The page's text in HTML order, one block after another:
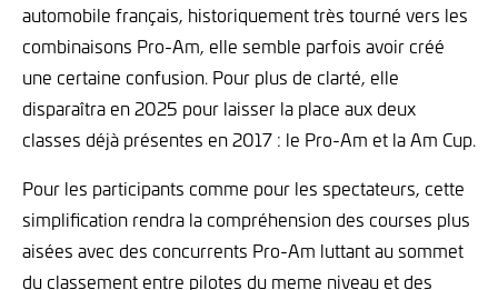
automobile français, historiquement très tourné vers les
combinaisons Pro-Am, elle semble parfois avoir créé
une certaine confusion. Pour plus de clarté, elle
disparaîtra en 2025 pour laisser la place aux deux
classes déjà présentes en 2017 : le Pro-Am et la Am Cup.
Pour les participants comme pour les spectateurs, cette
simplification rendra la compréhension des courses plus
aisées avec des concurrents Pro-Am luttant au sommet
du classement entre pilotes du meme niveau et des